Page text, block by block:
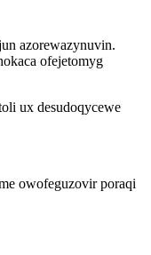
azorewazynuvin.
ofejetomyg
ux desudoqycewe
owofeguzovir poraqi